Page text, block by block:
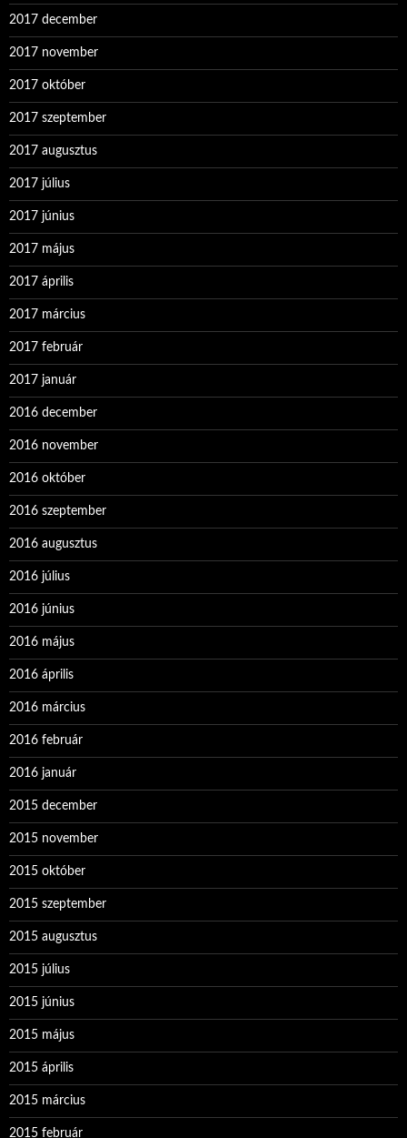
2017 december
2017 november
2017 október
2017 szeptember
2017 augusztus
2017 július
2017 június
2017 május
2017 április
2017 március
2017 február
2017 január
2016 december
2016 november
2016 október
2016 szeptember
2016 augusztus
2016 július
2016 június
2016 május
2016 április
2016 március
2016 február
2016 január
2015 december
2015 november
2015 október
2015 szeptember
2015 augusztus
2015 július
2015 június
2015 május
2015 április
2015 március
2015 február